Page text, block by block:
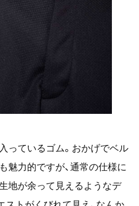
っているゴム。おかげでベル
魅力的ですが、通常の仕様に
地が余って見えるようなデ